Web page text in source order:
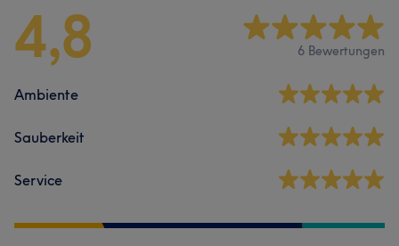
4,8 6 Bewertungen
Ambiente
Sauberkeit
Service